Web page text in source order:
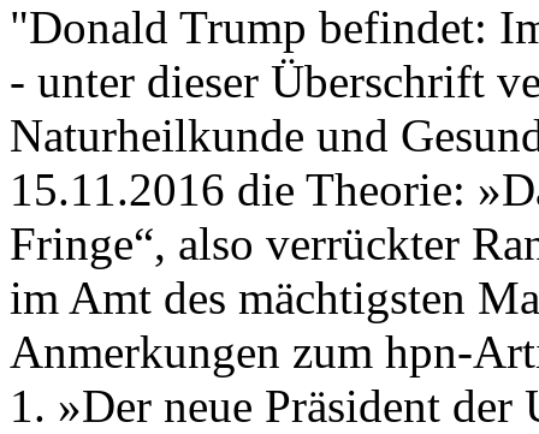
"Donald Trump befindet:
- unter dieser Überschrift
Naturheilkunde und
15.11.2016 die Theorie:
Fringe“, also verrückter
im Amt des mächtigsten
Anmerkungen zum hpn-
1. »Der neue Präsident